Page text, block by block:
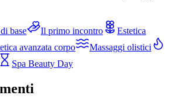
base Il primo incontro
Estetica
avanzata corpo
Massaggi olistici
Spa Beauty Day